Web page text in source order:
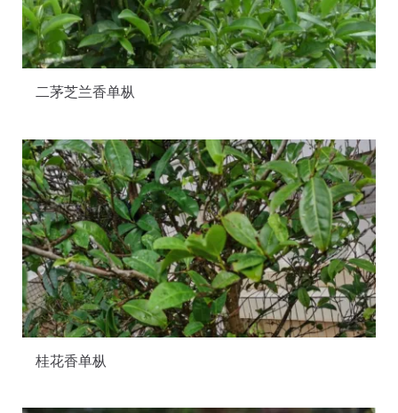
二茅芝兰香单枞
桂花香单枞